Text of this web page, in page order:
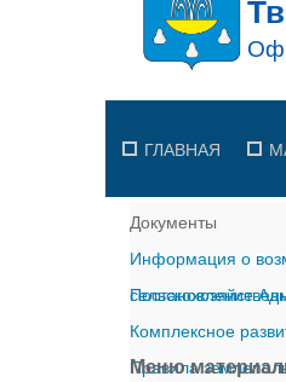
ГЛАВНАЯ
Документы
Информация о
Постановление
Комплексное
Правила
Меню